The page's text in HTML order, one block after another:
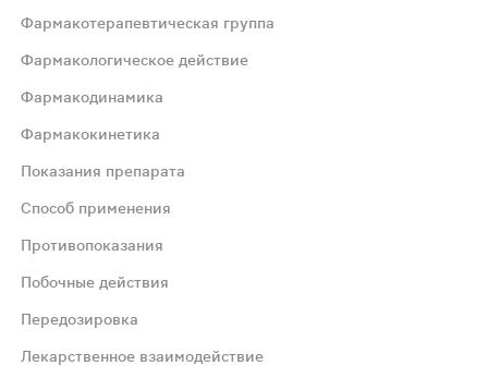
(в т.ч. ревматические заболевания
Фармакотерапевтическая группа
Фармакологическое действие
Фармакодинамика
Фармакокинетика
Показания препарата
Способ применения
Противопоказания
Побочные действия
Передозировка
Лекарственное взаимодействие